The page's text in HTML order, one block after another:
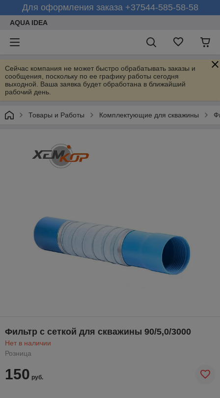
Для оформления заказа +37544-585-58-58
AQUA IDEA
Сейчас компания не может быстро обрабатывать заказы и
сообщения, поскольку по ее графику работы сегодня
выходной. Ваша заявка будет обработана в ближайший
рабочий день.
Товары и Работы Комплектующие для скважины
Фильтр с сеткой для скважины 90/5,0/3000
Нет в наличии
Розница
150 руб.